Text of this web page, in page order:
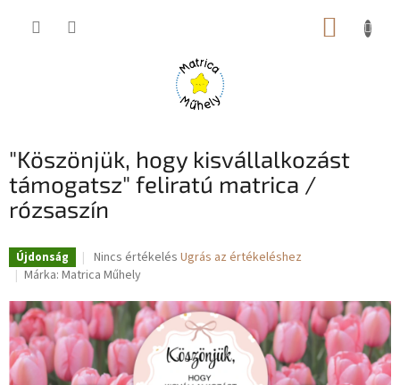
KOSÁR
"Köszönjük, hogy kisvállalkozást
támogatsz" feliratú matrica /
rózsaszín
Újdonság
A
termék
értékelése
5-
ből
0,0
csillag.
Nincs értékelés Ugrás az értékeléshez
Márka: Matrica Műhely